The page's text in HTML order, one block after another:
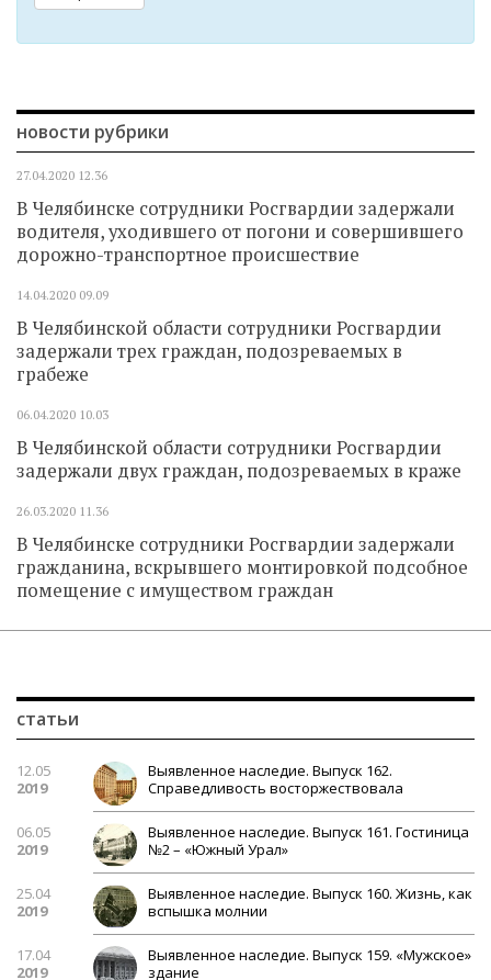
новости рубрики
27.04.2020 12.36
В Челябинске сотрудники Росгвардии задержали
водителя, уходившего от погони и совершившего
дорожно-транспортное происшествие
14.04.2020 09.09
В Челябинской области сотрудники Росгвардии
задержали трех граждан, подозреваемых в
грабеже
06.04.2020 10.03
В Челябинской области сотрудники Росгвардии
задержали двух граждан, подозреваемых в краже
26.03.2020 11.36
В Челябинске сотрудники Росгвардии задержали
гражданина, вскрывшего монтировкой подсобное
помещение с имуществом граждан
статьи
12.05
2019
Выявленное наследие. Выпуск 162.
Справедливость восторжествовала
06.05
2019
Выявленное наследие. Выпуск 161. Гостиница
№2 – «Южный Урал»
25.04
2019
Выявленное наследие. Выпуск 160. Жизнь, как
вспышка молнии
17.04
2019
Выявленное наследие. Выпуск 159. «Мужское»
здание